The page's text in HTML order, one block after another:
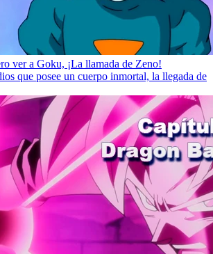
ver a Goku, ¡La llamada de Zeno!
que posee un cuerpo inmortal, la llegada de